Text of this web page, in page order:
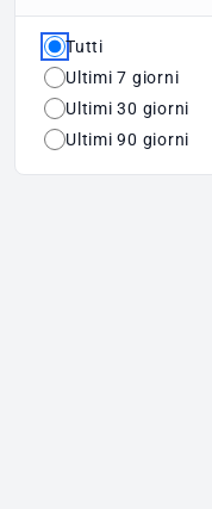
Tutti
Ultimi 7 giorni
Ultimi 30 giorni
Ultimi 90 giorni